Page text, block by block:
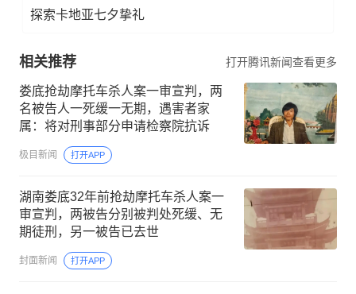
om.c
探索卡地亚七夕挚礼
相关推荐 打开腾讯新闻查看更多
娄底抢劫摩托车杀人案一审宣判，两
名被告人一死缓一无期，遇害者家
属：将对刑事部分申请检察院抗诉
极目新闻 打开APP
湖南娄底32年前抢劫摩托车杀人案一
审宣判，两被告分别被判处死缓、无
期徒刑，另一被告已去世
封面新闻 打开APP